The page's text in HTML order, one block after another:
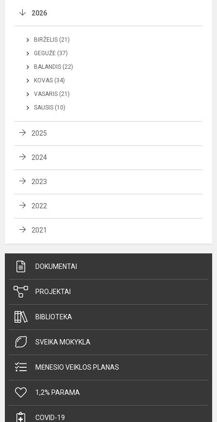
2026
BIRŽELIS (21)
GEGUŽĖ (37)
BALANDIS (22)
KOVAS (34)
VASARIS (21)
SAUSIS (10)
2025
2024
2023
2022
2021
DOKUMENTAI
PROJEKTAI
BIBLIOTEKA
SVEIKA MOKYKLA
MĖNESIO VEIKLOS PLANAS
1,2% PARAMA
COVID-19